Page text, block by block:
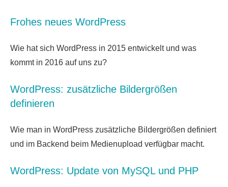
Frohes neues WordPress
Wie hat sich WordPress in 2015 entwickelt und was
kommt in 2016 auf uns zu?
WordPress: zusätzliche Bildergrößen
definieren
Wie man in WordPress zusätzliche Bildergrößen definiert
und im Backend beim Medienupload verfügbar macht.
WordPress: Update von MySQL und PHP